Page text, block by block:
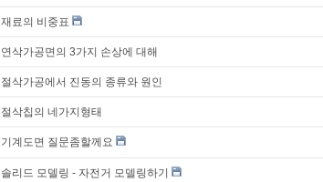
재료의 비중표
연삭가공면의 3가지 손상에 대해
절삭가공에서 진동의 종류와 원인
절삭칩의 네가지형태
기계도면 질문좀할께요
솔리드 모델링 - 자전거 모델링하기